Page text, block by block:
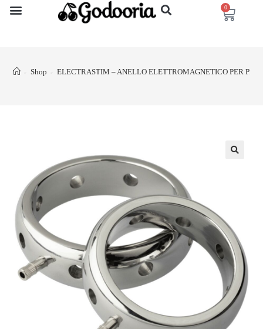
0
> Shop > ELECTRASTIM – ANELLO ELETTROMAGNETICO PER